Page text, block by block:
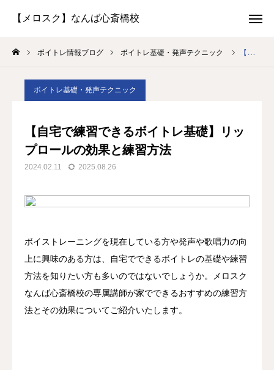
ボイトレ情報ブログ ボイトレ基礎・発声テクニック 【自宅で練習できるボイトレ基礎】リップロールの効果と練習方法
ボイトレ基礎・発声テクニック
【自宅で練習できるボイトレ基礎】リッ
プロールの効果と練習方法
2024.02.11 2025.08.26
ボイストレーニングを現在している方や発声や歌唱力の向
上に興味のある方は、自宅でできるボイトレの基礎や練習
方法を知りたい方も多いのではないでしょうか。メロスク
なんば心斎橋校の専属講師が家でできるおすすめの練習方
法とその効果についてご紹介いたします。
体験レッスン LINE予約
お問い合わせ
講師紹介
よくある質問
生徒さんの声